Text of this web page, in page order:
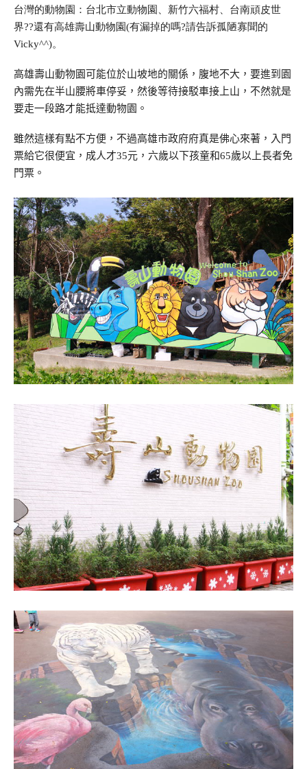
台灣的動物園：台北市立動物園、新竹六福村、台南頑皮世
界??還有高雄壽山動物園(有漏掉的嗎?請告訴孤陋寡聞的
Vicky^^)。
高雄壽山動物園可能位於山坡地的關係，腹地不大，要進到園
內需先在半山腰將車停妥，然後等待接駁車接上山，不然就是
要走一段路才能抵達動物園。
雖然這樣有點不方便，不過高雄市政府府真是佛心來著，入門
票給它很便宜，成人才35元，六歲以下孩童和65歲以上長者免
門票 。